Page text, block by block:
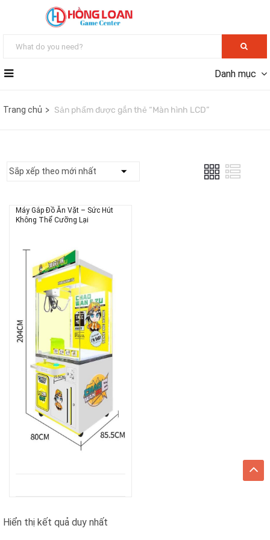
Danh mục
Trang chủ Sản phẩm được gắn thẻ “Màn hình LCD”
Máy Gắp Đồ Ăn Vặt – Sức Hút
Không Thể Cưỡng Lại
Hiển thị kết quả duy nhất